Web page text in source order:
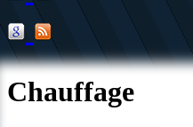
Chauffage